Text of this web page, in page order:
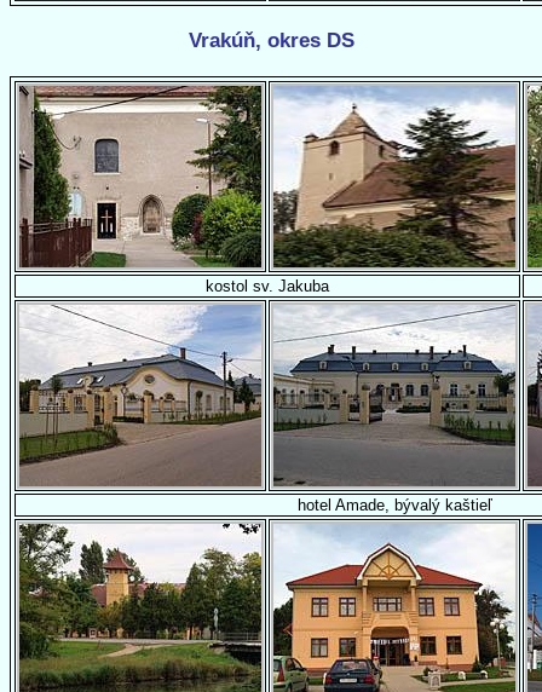
Vrakúň, okres DS
kostol sv. Jakuba
hotel Amade, bývalý kaštieľ